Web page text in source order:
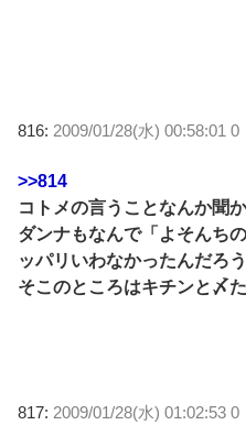
816: 2009/01/28(水) 00:58:01 0
>>814
コトメの言うことなんか聞
ダンナもなんで「よそんち
ッパリいわなかったんだろ
そこのところはキチンと〆
817: 2009/01/28(水) 01:02:53 0